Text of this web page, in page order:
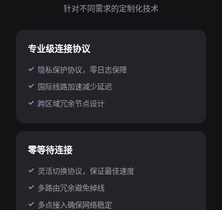
针对不同需求的定制化技术
专业级连接协议
隐私保护协议，零日志保障
国际线路加速减少延迟
跨区域冗余节点设计
零等待连接
灵活切换协议，保证最佳速度
多路由冗余避免掉线
多点接入确保网络稳定